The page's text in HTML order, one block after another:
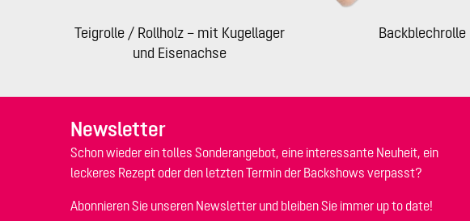
Teigrolle / Rollholz – mit Kugellager
und Eisenachse
Backblechrolle
Newsletter
Schon wieder ein tolles Sonderangebot, eine interessante Neuheit, ein
leckeres Rezept oder den letzten Termin der Backshows verpasst?
Abonnieren Sie unseren Newsletter und bleiben Sie immer up to date!